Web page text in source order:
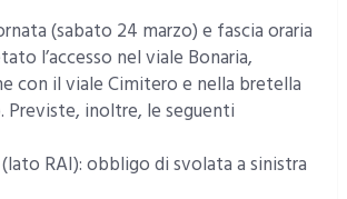
(sabato 24 marzo) e fascia oraria
l’accesso nel viale Bonaria,
con il viale Cimitero e nella bretella
Previste, inoltre, le seguenti
RAI): obbligo di svolata a sinistra